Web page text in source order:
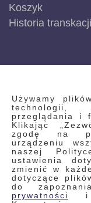
Używamy
przeglądania i
Klikając
zgodę na
urządzeniu
naszej
ustawienia
zmienić w
dotyczące
do
prywatności
Koszyk
Historia transkacji
Regulamin
Polityka
Wyszukiwane
Wyszukiwanie
Zamówienia